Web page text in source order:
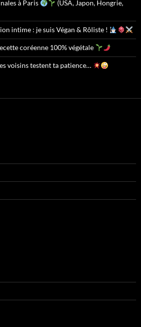
à Paris
(USA, Japon, Hongrie,
intime : je suis Végan & Rôliste !
coréenne 100% végétale
voisins testent ta patience…